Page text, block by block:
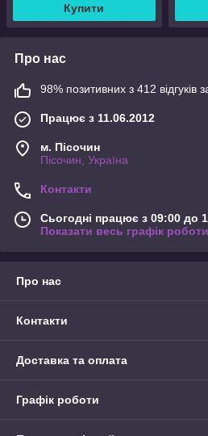
Купити
Про нас
98% позитивних з 412 відгуків
Працює з 11.06.2012
м. Пісочин
Пісочин, Україна
Контакти
Сьогодні працює з 09:00 до
Показати весь графік роботи
Про нас
Контакти
Доставка та оплата
Графік роботи